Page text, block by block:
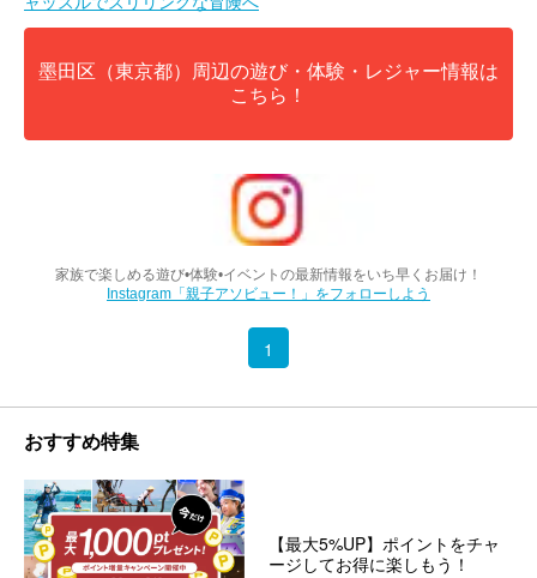
墨田区（東京都）周辺の遊び・体験・レジャー情報は
こちら！
家族で楽しめる遊び•体験•イベントの最新情報をいち早くお届け！
Instagram「親子アソビュー！」をフォローしよう
1
おすすめ特集
【最大5%UP】ポイントをチャ
ージしてお得に楽しもう！